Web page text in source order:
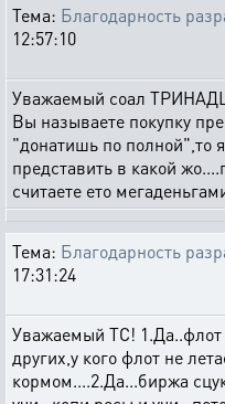
Тема: Благодарность
12:57:10
Уважаемый соал
Вы называете покупку
"донатишь по полной",то
представить в какой
считаете ето
Тема: Благодарность
17:31:24
Уважаемый ТС! 1.Да..флот
других,у кого флот не
кормом....2.Да...биржа